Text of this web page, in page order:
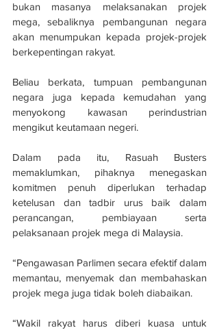
bukan masanya melaksanakan projek
mega, sebaliknya pembangunan negara
akan menumpukan kepada projek-projek
berkepentingan rakyat.
Beliau berkata, tumpuan pembangunan
negara juga kepada kemudahan yang
menyokong kawasan perindustrian
mengikut keutamaan negeri.
Dalam pada itu, Rasuah Busters
memaklumkan, pihaknya menegaskan
komitmen penuh diperlukan terhadap
ketelusan dan tadbir urus baik dalam
perancangan, pembiayaan serta
pelaksanaan projek mega di Malaysia.
“Pengawasan Parlimen secara efektif dalam
memantau, menyemak dan membahaskan
projek mega juga tidak boleh diabaikan.
“Wakil rakyat harus diberi kuasa untuk